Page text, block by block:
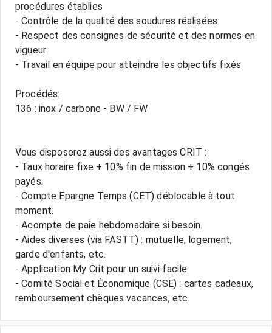
procédures établies
- Contrôle de la qualité des soudures réalisées
- Respect des consignes de sécurité et des normes en
vigueur
- Travail en équipe pour atteindre les objectifs fixés
Procédés:
136 : inox / carbone - BW / FW
Vous disposerez aussi des avantages CRIT :
- Taux horaire fixe + 10% fin de mission + 10% congés
payés.
- Compte Epargne Temps (CET) déblocable à tout
moment.
- Acompte de paie hebdomadaire si besoin.
- Aides diverses (via FASTT) : mutuelle, logement,
garde d'enfants, etc.
- Application My Crit pour un suivi facile.
- Comité Social et Économique (CSE) : cartes cadeaux,